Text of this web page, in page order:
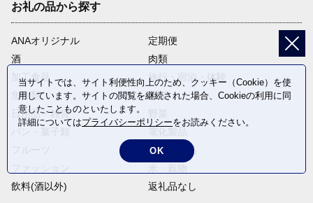
お礼の品から探す
ANAオリジナル
定期便
酒
肉類
加工食品
旅行・宿泊・体験
魚介類
麺類
日用品・雑貨
卵・乳製品
飲料(酒以外)
返礼品なし
当サイトでは、サイト利便性向上のため、クッキー（Cookie）を使
用しています。サイトの閲覧を継続された場合、Cookieの利用に同
意したことものといたします。
詳細についてはプライバシーポリシーをお読みください。
OK